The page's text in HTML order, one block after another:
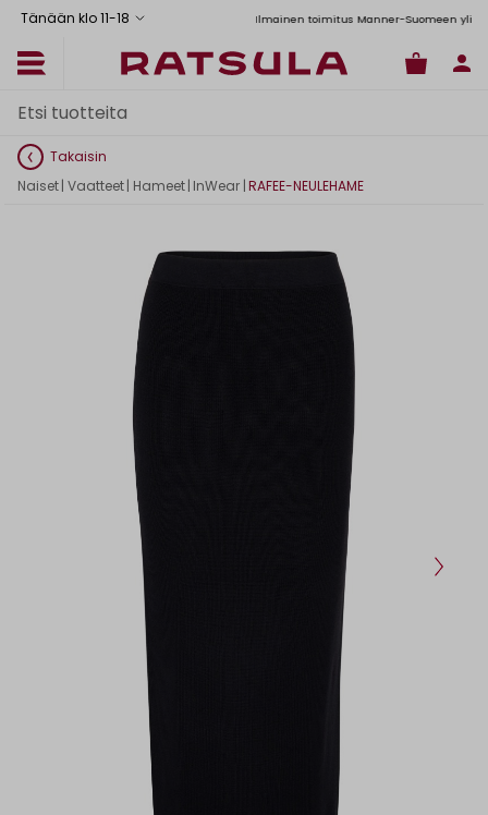
Tänään klo 11-18
Toimituskulut alk. 6,90€ Ilmainen toimitus Manner-Suomeen yli 120
Takaisin
Naiset| Vaatteet| Hameet | InWear |RAFEE-NEULEHAME